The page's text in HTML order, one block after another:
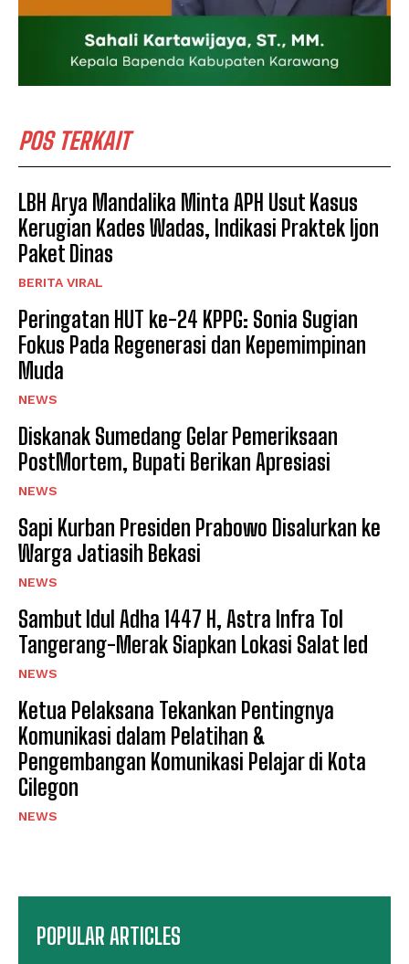
POS TERKAIT
LBH Arya Mandalika Minta APH Usut Kasus
Kerugian Kades Wadas, Indikasi Praktek Ijon
Paket Dinas
BERITA VIRAL
Peringatan HUT ke-24 KPPG: Sonia Sugian
Fokus Pada Regenerasi dan Kepemimpinan
Muda
NEWS
Diskanak Sumedang Gelar Pemeriksaan
PostMortem, Bupati Berikan Apresiasi
NEWS
Sapi Kurban Presiden Prabowo Disalurkan ke
Warga Jatiasih Bekasi
NEWS
‎Sambut Idul Adha 1447 H, Astra Infra Tol
Tangerang-Merak Siapkan Lokasi Salat Ied
NEWS
Ketua Pelaksana Tekankan Pentingnya
Komunikasi dalam Pelatihan &
Pengembangan Komunikasi Pelajar di Kota
Cilegon
NEWS
POPULAR ARTICLES